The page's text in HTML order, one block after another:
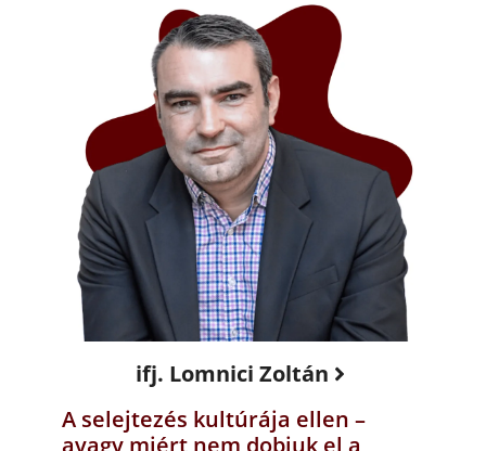
ifj. Lomnici Zoltán
A selejtezés kultúrája ellen –